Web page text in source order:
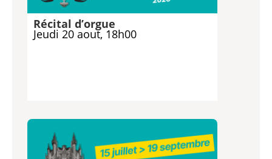
Récital d’orgue
Jeudi 20 aout, 18h00